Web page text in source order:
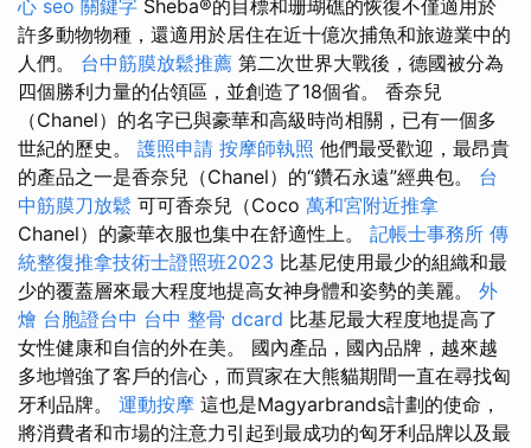
心 seo 關鍵字 Sheba®的目標和珊瑚礁的恢復不僅適用於
許多動物物種，還適用於居住在近十億次捕魚和旅遊業中的
人們。 台中筋膜放鬆推薦 第二次世界大戰後，德國被分為
四個勝利力量的佔領區，並創造了18個省。 香奈兒
（Chanel）的名字已與豪華和高級時尚相關，已有一個多
世紀的歷史。 護照申請 按摩師執照 他們最受歡迎，最昂貴
的產品之一是香奈兒（Chanel）的“鑽石永遠”經典包。 台
中筋膜刀放鬆 可可香奈兒（Coco 萬和宮附近推拿
Chanel）的豪華衣服也集中在舒適性上。 記帳士事務所 傳
統整復推拿技術士證照班2023 比基尼使用最少的組織和最
少的覆蓋層來最大程度地提高女神身體和姿勢的美麗。 外
燴 台胞證台中 台中 整骨 dcard 比基尼最大程度地提高了
女性健康和自信的外在美。 國內產品，國內品牌，越來越
多地增強了客戶的信心，而買家在大熊貓期間一直在尋找匈
牙利品牌。 運動按摩 這也是Magyarbrands計劃的使命，
將消費者和市場的注意力引起到最成功的匈牙利品牌以及最